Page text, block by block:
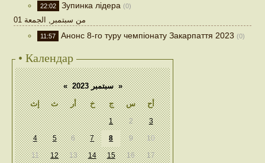
22:02 Зупинка лідера (0)
01 من سبتمبر, الجمعة
11:57 Анонс 8-го туру чемпіонату Закарпаття 2023 (0)
• Календар
« سبتمبر 2023 »
إث
ث أر خ ج س أح
1 2 3
4 5 6 7 8 9 10
11 12 13 14 15 16 17